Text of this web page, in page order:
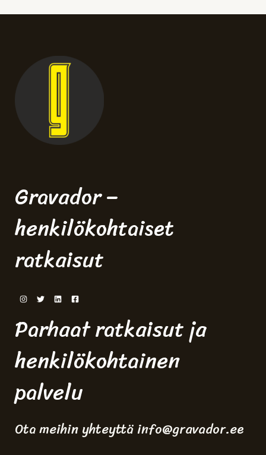
Gravador –
henkilökohtaiset
ratkaisut
Parhaat ratkaisut ja
henkilökohtainen
palvelu
Ota meihin yhteyttä info@gravador.ee